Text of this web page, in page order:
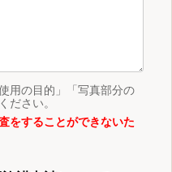
用の目的」「写真部分の
ださい。
をすることができないた